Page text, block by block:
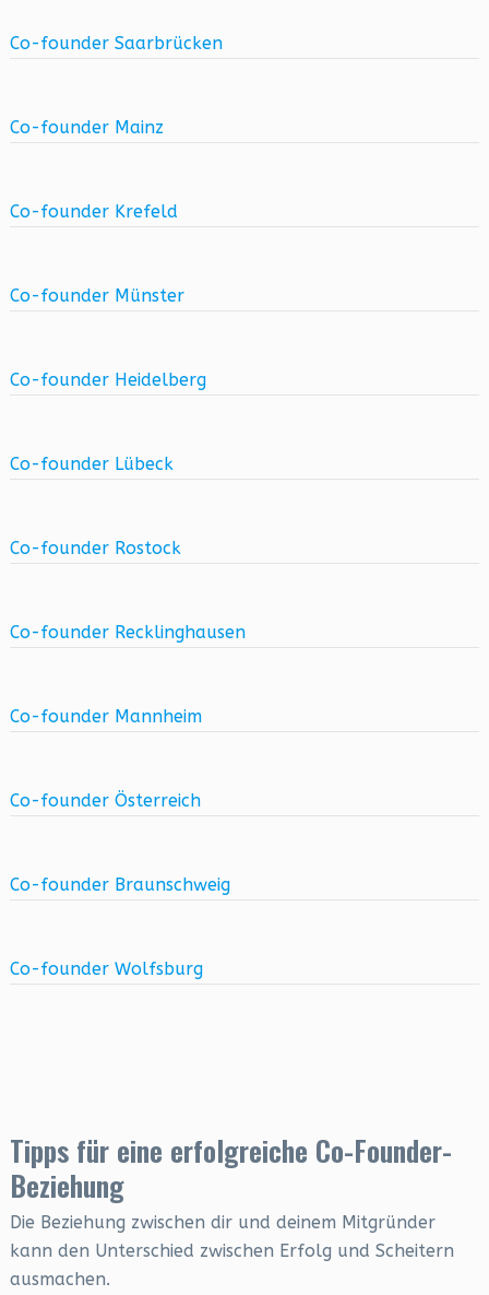
Co-founder Saarbrücken
Co-founder Mainz
Co-founder Krefeld
Co-founder Münster
Co-founder Heidelberg
Co-founder Lübeck
Co-founder Rostock
Co-founder Recklinghausen
Co-founder Mannheim
Co-founder Österreich
Co-founder Braunschweig
Co-founder Wolfsburg
Tipps für eine erfolgreiche Co-Founder-
Beziehung
Die Beziehung zwischen dir und deinem Mitgründer
kann den Unterschied zwischen Erfolg und Scheitern
ausmachen.